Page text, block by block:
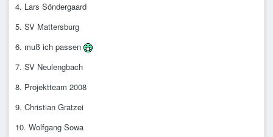
4. Lars Söndergaard
5. SV Mattersburg
6. muß ich passen
7. SV Neulengbach
8. Projektteam 2008
9. Christian Gratzei
10. Wolfgang Sowa